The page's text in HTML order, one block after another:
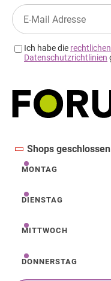
Shops geschlossen
Montag
MONTAG
Dienstag
DIENSTAG
Mittwoch
MITTWOCH
Donnerstag
DONNERSTAG